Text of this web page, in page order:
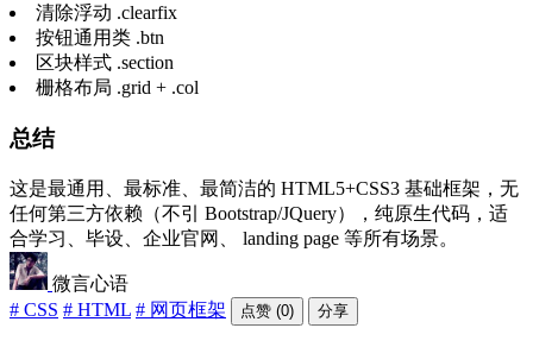
清除浮动 .clearfix
按钮通用类 .btn
区块样式 .section
栅格布局 .grid + .col
总结
这是最通用、最标准、最简洁的 HTML5+CSS3 基础框架，无
任何第三方依赖（不引 Bootstrap/JQuery），纯原生代码，适
合学习、毕设、企业官网、 landing page 等所有场景。
微言心语
# CSS # HTML # 网页框架 点赞 (0) 分享